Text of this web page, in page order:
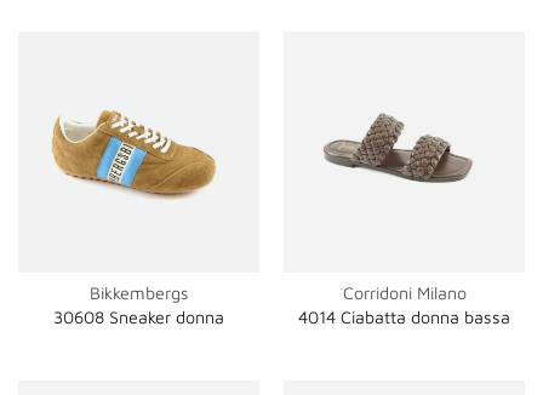
Bikkembergs
30608 Sneaker donna
Corridoni Milano
4014 Ciabatta donna bassa